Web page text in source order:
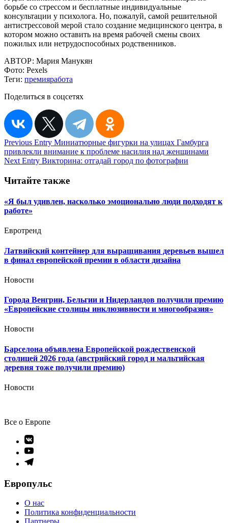
борьбе со стрессом и бесплатные индивидуальные
консультации у психолога. Но, пожалуй, самой решительной
антистрессовой мерой стало создание медицинского центра, в
котором можно оставить на время рабочей смены своих
пожилых или нетрудоспособных родственников.
АВТОР: Мария Манукян
Фото: Pexels
Теги: премияработа
Поделиться в соцсетях
Навигация
по
Previous Entry Миниатюрные фигурки на улицах Гамбурга
привлекли внимание к проблеме насилия над женщинами
Next Entry Викторина: отгадай город по фотографии
Читайте также
«Я был удивлен, насколько эмоционально люди подходят к
работе»
Евротренд
Латвийский контейнер для выращивания деревьев вышел
в финал европейской премии в области дизайна
Новости
Города Венгрии, Бельгии и Нидерландов получили премию
«Европейские столицы инклюзивности и многообразия»
Новости
Барселона объявлена Европейской рождественской
столицей 2026 года (австрийский город и мальтийская
деревня тоже получили премию)
Новости
Все о Европе
Элемент
меню
Элемент
меню
Элемент
Европульс
О нас
Политика конфиденциальности